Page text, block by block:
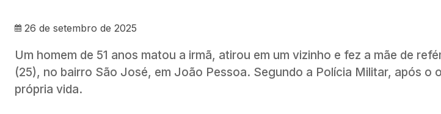
26 de setembro de 2025
Um homem de 51 anos matou a irmã, atirou em um vizinho e fez a mãe de
(25), no bairro São José, em João Pessoa. Segundo a Polícia Militar, após o
própria vida.